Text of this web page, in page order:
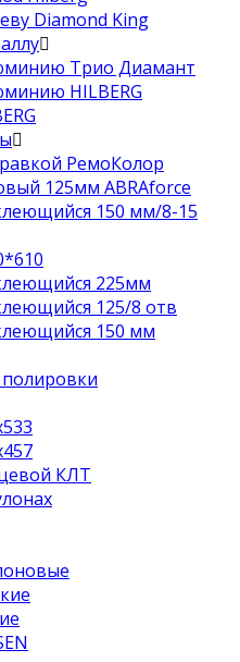
Diamond King
Трио Диамант
HILBERG
РемоКолор
125мм ABRAforce
150 мм/8-15
225мм
125/8 отв
150 мм
КЛТ